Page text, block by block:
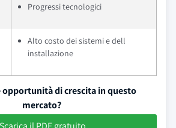
Progressi tecnologici
Alto costo dei sistemi e dell
installazione
opportunità di crescita in questo
mercato?